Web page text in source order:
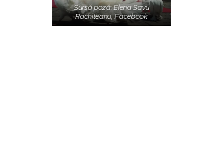
Sursă poză: Elena Savu
Rachiteanu, Facebook